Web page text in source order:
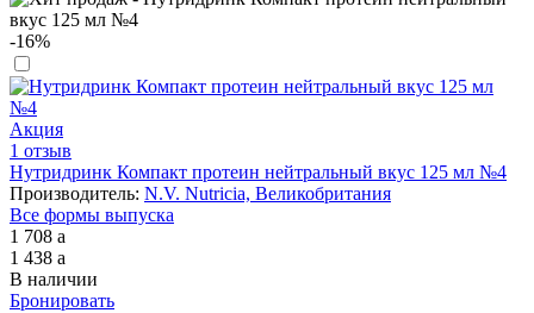
-16%
Акция
1 отзыв
Нутридринк Компакт протеин нейтральный вкус 125 мл №4
Производитель: N.V. Nutricia, Великобритания
Все формы выпуска
1 708 a
1 438 a
В наличии
Бронировать